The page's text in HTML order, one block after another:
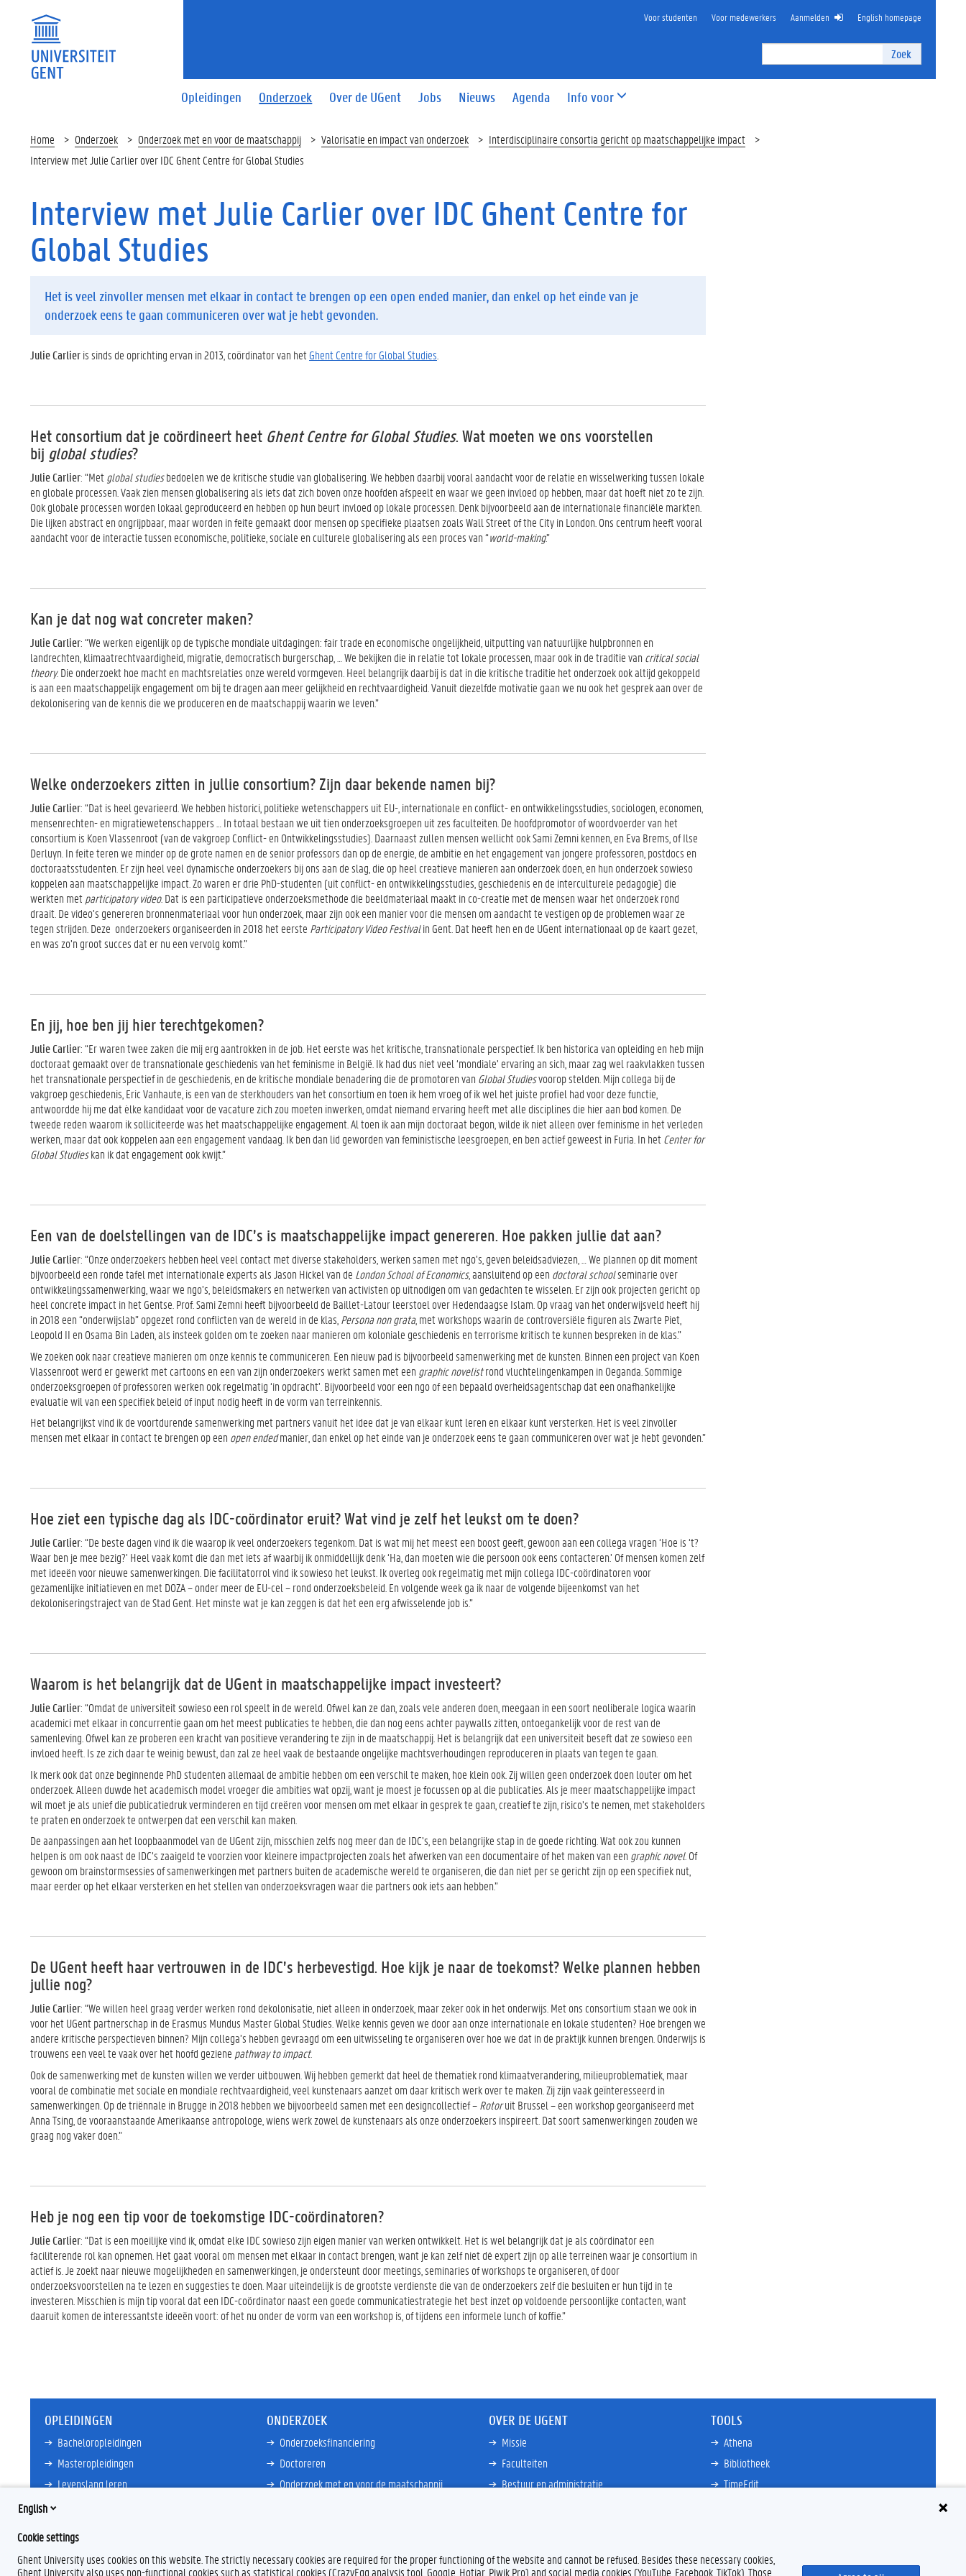
Zoek
Zoek
Voor studenten Voor medewerkers Aanmelden English homepage
Opleidingen Onderzoek Over de UGent Jobs Nieuws Agenda Info voor
Home Onderzoek Onderzoek met en voor de maatschappij Valorisatie en impact van onderzoek
Interdisciplinaire consortia gericht op maatschappelijke impact
Interview met Julie Carlier over IDC Ghent Centre for Global Studies
Interview met Julie Carlier over IDC Ghent Centre for
Global Studies
Het is veel zinvoller mensen met elkaar in contact te brengen op een open ended manier, dan enkel op het einde van je
onderzoek eens te gaan communiceren over wat je hebt gevonden.
Julie Carlieris sinds de oprichting ervan in 2013, coördinator van hetGhent Centre for Global Studies
Het consortium dat je coördineert heet Ghent Centre for Global Studies. Wat moeten we ons voorstellen
bij global studies?
Julie Carlier: “Metglobal studiesbedoelen we de kritische studie van globalisering. We hebben daarbij vooral aandacht voor de relatie en wisselwerking tussen lokale
en globale processen. Vaak zien mensen globalisering als iets dat zich boven onze hoofden afspeelt en waar we geen invloed op hebben, maar dat hoeft niet zo te zijn.
Ook globale processen worden lokaal geproduceerd en hebben op hun beurt invloed op lokale processen. Denk bijvoorbeeld aan de internationale financiële markten.
Die lijken abstract en ongrijpbaar, maar worden in feite gemaakt door mensen op specifieke plaatsen zoals Wall Street of the City in London. Ons centrum heeft vooral
aandacht voor de interactie tussen economische, politieke, sociale en culturele globalisering als een proces van “world-making.”
Kan je dat nog wat concreter maken?
Julie Carlier: “We werken eigenlijk op de typische mondiale uitdagingen: fair trade en economische ongelijkheid, uitputting van natuurlijke hulpbronnen en
landrechten, klimaatrechtvaardigheid, migratie, democratisch burgerschap, … We bekijken die in relatie tot lokale processen, maar ook in de traditie van critical social
theory. Die onderzoekt hoe macht en machtsrelaties onze wereld vormgeven. Heel belangrijk daarbij is dat in die kritische traditie het onderzoek ook altijd gekoppeld
is aan een maatschappelijk engagement om bij te dragen aan meer gelijkheid en rechtvaardigheid. Vanuit diezelfde motivatie gaan we nu ook het gesprek aan over de
dekolonisering van de kennis die we produceren en de maatschappij waarin we leven.”
Welke onderzoekers zitten in jullie consortium? Zijn daar bekende namen bij?
Julie Carlier: “Dat is heel gevarieerd. We hebben historici, politieke wetenschappers uit EU-, internationale en conflict- en ontwikkelingsstudies, sociologen, economen,
mensenrechten- en migratiewetenschappers … In totaal bestaan we uit tien onderzoeksgroepen uit zes faculteiten. De hoofdpromotor of woordvoerder van het
consortium is Koen Vlassenroot (van de vakgroep Conflict- en Ontwikkelingsstudies). Daarnaast zullen mensen wellicht ook Sami Zemni kennen, en Eva Brems, of Ilse
Derluyn. In feite teren we minder op de grote namen en de senior professors dan op de energie, de ambitie en het engagement van jongere professoren, postdocs en
doctoraatsstudenten. Er zijn heel veel dynamische onderzoekers bij ons aan de slag, die op heel creatieve manieren aan onderzoek doen, en hun onderzoek sowieso
koppelen aan maatschappelijke impact. Zo waren er drie PhD-studenten (uit conflict- en ontwikkelingsstudies, geschiedenis en de interculturele pedagogie) die
werkten metparticipatory video. Dat is een participatieve onderzoeksmethode die beeldmateriaal maakt in co-creatie met de mensen waar het onderzoek rond
draait. De video’s genereren bronnenmateriaal voor hun onderzoek, maar zijn ook een manier voor die mensen om aandacht te vestigen op de problemen waar ze
tegen strijden. Deze onderzoekers organiseerden in 2018 het eerste Participatory Video Festivalin Gent. Dat heeft hen en de UGent internationaal op de kaart gezet,
en was zo’n groot succes dat er nu een vervolg komt.”
En jij, hoe ben jij hier terechtgekomen?
Julie Carlier: “Er waren twee zaken die mij erg aantrokken in de job. Het eerste was het kritische, transnationale perspectief. Ik ben historica van opleiding en heb mijn
doctoraat gemaakt over de transnationale geschiedenis van het feminisme in België. Ik had dus niet veel ‘mondiale’ ervaring an sich, maar zag wel raakvlakken tussen
het transnationale perspectief in de geschiedenis, en de kritische mondiale benadering die de promotoren van Global Studiesvoorop stelden. Mijn collega bij de
vakgroep geschiedenis, Eric Vanhaute, is een van de sterkhouders van het consortium en toen ik hem vroeg of ik wel het juiste profiel had voor deze functie,
antwoordde hij me dat èlke kandidaat voor de vacature zich zou moeten inwerken, omdat niemand ervaring heeft met alle disciplines die hier aan bod komen. De
tweede reden waarom ik solliciteerde was het maatschappelijke engagement. Al toen ik aan mijn doctoraat begon, wilde ik niet alleen over feminisme in het verleden
werken, maar dat ook koppelen aan een engagement vandaag. Ik ben dan lid geworden van feministische leesgroepen, en ben actief geweest in Furia. In hetCenter for
Global Studieskan ik dat engagement ook kwijt.”
Een van de doelstellingen van de IDC’s is maatschappelijke impact genereren. Hoe pakken jullie dat aan?
Julie Carlier: “Onze onderzoekers hebben heel veel contact met diverse stakeholders, werken samen met ngo’s, geven beleidsadviezen, … We plannen op dit moment
bijvoorbeeld een ronde tafel met internationale experts als Jason Hickel van de London School of Economics, aansluitend op een doctoral schoolseminarie over
ontwikkelingssamenwerking, waar we ngo’s, beleidsmakers en netwerken van activisten op uitnodigen om van gedachten te wisselen. Er zijn ook projecten gericht op
heel concrete impact in het Gentse. Prof. Sami Zemni heeft bijvoorbeeld de Baillet-Latour leerstoel over Hedendaagse Islam. Op vraag van het onderwijsveld heeft hij
in 2018 een “onderwijslab” opgezet rond conflicten van de wereld in de klas, Persona non grata, met workshops waarin de controversiële figuren als Zwarte Piet,
Leopold II en Osama Bin Laden, als insteek golden om te zoeken naar manieren om koloniale geschiedenis en terrorisme kritisch te kunnen bespreken in de klas.”
We zoeken ook naar creatieve manieren om onze kennis te communiceren. Een nieuw pad is bijvoorbeeld samenwerking met de kunsten. Binnen een project van Koen
Vlassenroot werd er gewerkt met cartoons en een van zijn onderzoekers werkt samen met een graphic novelistrond vluchtelingenkampen in Oeganda. Sommige
onderzoeksgroepen of professoren werken ook regelmatig ‘in opdracht’. Bijvoorbeeld voor een ngo of een bepaald overheidsagentschap dat een onafhankelijke
evaluatie wil van een specifiek beleid of input nodig heeft in de vorm van terreinkennis.
Het belangrijkst vind ik de voortdurende samenwerking met partners vanuit het idee dat je van elkaar kunt leren en elkaar kunt versterken. Het is veel zinvoller
mensen met elkaar in contact te brengen op een open endedmanier, dan enkel op het einde van je onderzoek eens te gaan communiceren over wat je hebt gevonden.”
Hoe ziet een typische dag als IDC-coördinator eruit? Wat vind je zelf het leukst om te doen?
Julie Carlier: “De beste dagen vind ik die waarop ik veel onderzoekers tegenkom. Dat is wat mij het meest een boost geeft, gewoon aan een collega vragen ‘Hoe is ‘t?
Waar ben je mee bezig?’ Heel vaak komt die dan met iets af waarbij ik onmiddellijk denk ‘Ha, dan moeten wie die persoon ook eens contacteren.’ Of mensen komen zelf
met ideeën voor nieuwe samenwerkingen. Die facilitatorrol vind ik sowieso het leukst. Ik overleg ook regelmatig met mijn collega IDC-coördinatoren voor
gezamenlijke initiatieven en met DOZA – onder meer de EU-cel – rond onderzoeksbeleid. En volgende week ga ik naar de volgende bijeenkomst van het
dekoloniseringstraject van de Stad Gent. Het minste wat je kan zeggen is dat het een erg afwisselende job is.”
Waarom is het belangrijk dat de UGent in maatschappelijke impact investeert?
Julie Carlier: “Omdat de universiteit sowieso een rol speelt in de wereld. Ofwel kan ze dan, zoals vele anderen doen, meegaan in een soort neoliberale logica waarin
academici met elkaar in concurrentie gaan om het meest publicaties te hebben, die dan nog eens achter paywalls zitten, ontoegankelijk voor de rest van de
samenleving. Ofwel kan ze proberen een kracht van positieve verandering te zijn in de maatschappij. Het is belangrijk dat een universiteit beseft dat ze sowieso een
invloed heeft. Is ze zich daar te weinig bewust, dan zal ze heel vaak de bestaande ongelijke machtsverhoudingen reproduceren in plaats van tegen te gaan.
Ik merk ook dat onze beginnende PhD studenten allemaal de ambitie hebben om een verschil te maken, hoe klein ook. Zij willen geen onderzoek doen louter om het
onderzoek. Alleen duwde het academisch model vroeger die ambities wat opzij, want je moest je focussen op al die publicaties. Als je meer maatschappelijke impact
wil moet je als unief die publicatiedruk verminderen en tijd creëren voor mensen om met elkaar in gesprek te gaan, creatief te zijn, risico’s te nemen, met stakeholders
te praten en onderzoek te ontwerpen dat een verschil kan maken.
De aanpassingen aan het loopbaanmodel van de UGent zijn, misschien zelfs nog meer dan de IDC’s, een belangrijke stap in de goede richting. Wat ook zou kunnen
helpen is om ook naast de IDC’s zaaigeld te voorzien voor kleinere impactprojecten zoals het afwerken van een documentaire of het maken van een graphic novel. Of
gewoon om brainstormsessies of samenwerkingen met partners buiten de academische wereld te organiseren, die dan niet per se gericht zijn op een specifiek nut,
maar eerder op het elkaar versterken en het stellen van onderzoeksvragen waar die partners ook iets aan hebben.”
De UGent heeft haar vertrouwen in de IDC’s herbevestigd. Hoe kijk je naar de toekomst? Welke plannen hebben
jullie nog?
Julie Carlier: “We willen heel graag verder werken rond dekolonisatie, niet alleen in onderzoek, maar zeker ook in het onderwijs. Met ons consortium staan we ook in
voor het UGent partnerschap in de Erasmus Mundus Master Global Studies. Welke kennis geven we door aan onze internationale en lokale studenten? Hoe brengen we
andere kritische perspectieven binnen? Mijn collega’s hebben gevraagd om een uitwisseling te organiseren over hoe we dat in de praktijk kunnen brengen. Onderwijs is
trouwens een veel te vaak over het hoofd geziene pathway to impact.
Ook de samenwerking met de kunsten willen we verder uitbouwen. Wij hebben gemerkt dat heel de thematiek rond klimaatverandering, milieuproblematiek, maar
vooral de combinatie met sociale en mondiale rechtvaardigheid, veel kunstenaars aanzet om daar kritisch werk over te maken. Zij zijn vaak geïnteresseerd in
samenwerkingen. Op de triënnale in Brugge in 2018 hebben we bijvoorbeeld samen met een designcollectief –Rotoruit Brussel – een workshop georganiseerd met
Anna Tsing, de vooraanstaande Amerikaanse antropologe, wiens werk zowel de kunstenaars als onze onderzoekers inspireert. Dat soort samenwerkingen zouden we
graag nog vaker doen.”
Heb je nog een tip voor de toekomstige IDC-coördinatoren?
Julie Carlier: “Dat is een moeilijke vind ik, omdat elke IDC sowieso zijn eigen manier van werken ontwikkelt. Het is wel belangrijk dat je als coördinator een
faciliterende rol kan opnemen. Het gaat vooral om mensen met elkaar in contact brengen, want je kan zelf niet dé expert zijn op alle terreinen waar je consortium in
actief is. Je zoekt naar nieuwe mogelijkheden en samenwerkingen, je ondersteunt door meetings, seminaries of workshops te organiseren, of door
onderzoeksvoorstellen na te lezen en suggesties te doen. Maar uiteindelijk is de grootste verdienste die van de onderzoekers zelf die besluiten er hun tijd in te
investeren. Misschien is mijn tip vooral dat een IDC-coördinator naast een goede communicatiestrategie het best inzet op voldoende persoonlijke contacten, want
daaruit komen de interessantste ideeën voort: of het nu onder de vorm van een workshop is, of tijdens een informele lunch of koffie.”
OPLEIDINGEN
Bacheloropleidingen
Masteropleidingen
Levenslang leren
ONDERZOEK
Onderzoeksfinanciering
Doctoreren
Onderzoek met en voor de maatschappij
OVER DE UGENT
Missie
Faculteiten
Bestuur en administratie
TOOLS
Athena
Bibliotheek
TimeEdit
Research Explorer
English
Cookie settings
Ghent University uses cookies on this website. The strictly necessary cookies are required for the proper functioning of the website and cannot be refused. Besides these necessary cookies,
Ghent University also uses non-functional cookies such as statistical cookies (CrazyEgg analysis tool, Google, Hotjar, Piwik Pro) and social media cookies (YouTube, Facebook, TikTok). Those